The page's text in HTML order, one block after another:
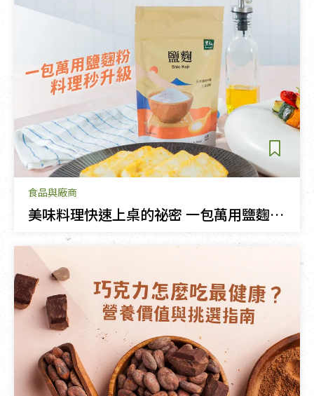
食品與廠商
美味料理快速上桌的祕密 一包萬用鹽麴粉料理秒升級